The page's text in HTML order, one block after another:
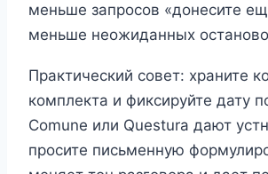
меньше запросов «донесите
меньше неожиданных
Практический совет: храните
комплекта и фиксируйте дату
Comune или Questura дают
просите письменную